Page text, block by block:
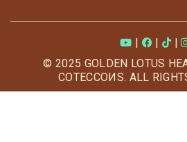
| |
|
© 2025 GOLDEN LOTUS
COTECCOИS. ALL